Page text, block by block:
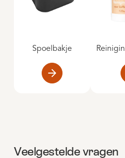
Spoelbakje
Veelgestelde vragen